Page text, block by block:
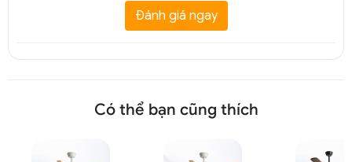
Đánh giá ngay
Có thể bạn cũng thích